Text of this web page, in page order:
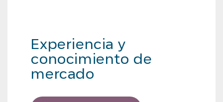
Experiencia y
conocimiento de
mercado